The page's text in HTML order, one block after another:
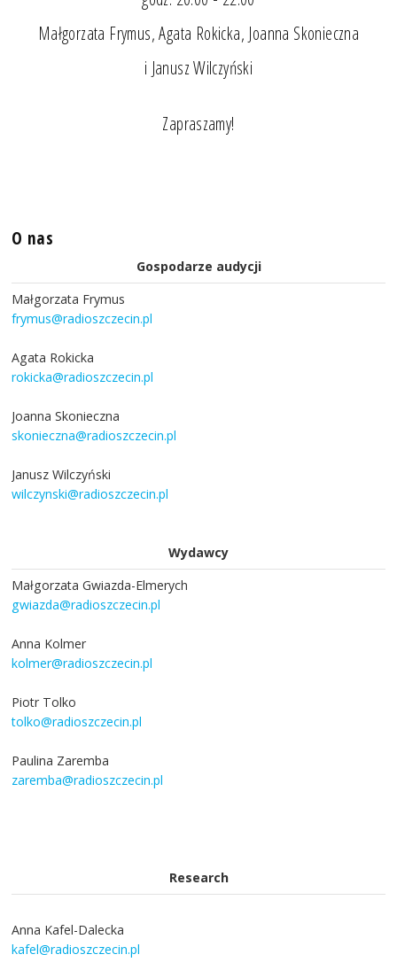
Małgorzata Frymus, Agata Rokicka, Joanna Skonieczna
i Janusz Wilczyński
Zapraszamy!
O nas
Gospodarze audycji
Małgorzata Frymus
frymus@radioszczecin.pl
Agata Rokicka
rokicka@radioszczecin.pl
Joanna Skonieczna
skonieczna@radioszczecin.pl
Janusz Wilczyński
wilczynski@radioszczecin.pl
Wydawcy
Małgorzata Gwiazda-Elmerych
gwiazda@radioszczecin.pl
Anna Kolmer
kolmer@radioszczecin.pl
Piotr Tolko
tolko@radioszczecin.pl
Paulina Zaremba
zaremba@radioszczecin.pl
Research
Anna Kafel-Dalecka
kafel@radioszczecin.pl